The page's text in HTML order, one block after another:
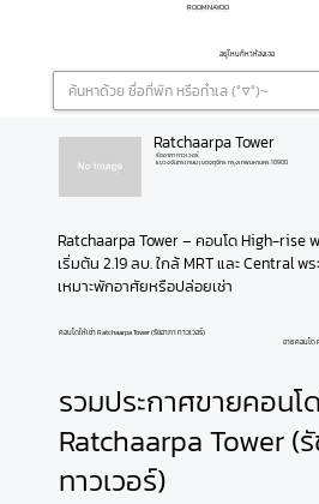
ROOMNAYOO
อยู่ไหนก็หาห้องเจอ
Ratchaarpa Tower
รัชอาภา ทาวเวอร์
แขวงจันทรเกษม เขตจตุจักร กรุงเทพมหานคร 10900
Ratchaarpa Tower – คอนโด High-rise
เริ่มต้น 2.19 ลบ. ใกล้ MRT และ Central
เหมาะพักอาศัยหรือปล่อยเช่า
คอนโดให้เช่า Ratchaarpa Tower (รัชอาภา ทาวเวอร์)
ขายคอนโด
รวมประกาศขายคอนโ
Ratchaarpa Tower (
ทาวเวอร์)